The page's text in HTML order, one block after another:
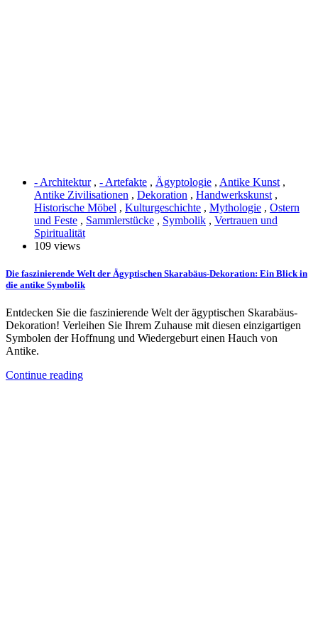
- Architektur, - Artefakte , Ägyptologie , Antike Kunst ,
Antike Zivilisationen , Dekoration , Handwerkskunst ,
Historische Möbel , Kulturgeschichte , Mythologie , Ostern
und Feste , Sammlerstücke , Symbolik , Vertrauen und
Spiritualität
109 views
Die faszinierende Welt der Ägyptischen Skarabäus-Dekoration: Ein Blick in
die antike Symbolik
Entdecken Sie die faszinierende Welt der ägyptischen Skarabäus-
Dekoration! Verleihen Sie Ihrem Zuhause mit diesen einzigartigen
Symbolen der Hoffnung und Wiedergeburt einen Hauch von
Antike.
Continue reading